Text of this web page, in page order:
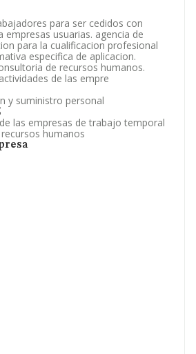
para ser cedidos con
empresas usuarias. agencia de
para la cualificacion profesional
especifica de aplicacion.
de recursos humanos.
de las empre
y suministro personal
las empresas de trabajo temporal
humanos